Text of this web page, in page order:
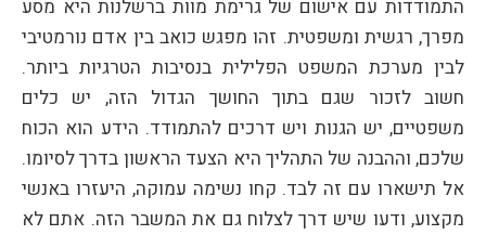
התמודדות עם אישום של גרימת מוות ברשלנות היא מסע
מפרך, רגשית ומשפטית. זהו מפגש כואב בין אדם נורמטיבי
לבין מערכת המשפט הפלילית בנסיבות הטרגיות ביותר.
חשוב לזכור שגם בתוך החושך הגדול הזה, יש כלים
משפטיים, יש הגנות ויש דרכים להתמודד. הידע הוא הכוח
שלכם, וההבנה של התהליך היא הצעד הראשון בדרך לסיומו.
אל תישארו עם זה לבד. קחו נשימה עמוקה, היעזרו באנשי
מקצוע, ודעו שיש דרך לצלוח גם את המשבר הזה. אתם לא